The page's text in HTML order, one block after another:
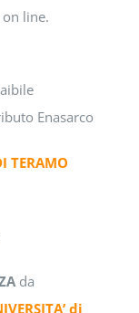
line.
Enasarco
TERAMO
da
di